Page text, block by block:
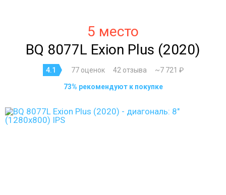
5 место
BQ 8077L Exion Plus (2020)
4.1 77 оценок 42 отзыва ~7 721 ₽
73% рекомендуют к покупке